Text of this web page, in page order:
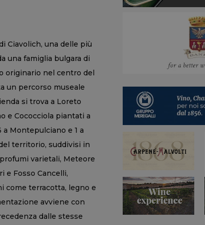
Ciavolich, una delle più
una famiglia bulgara di
originario nel centro del
un percorso museale
si trova a Loreto
e Cococciola piantati a
a Montepulciano e 1 a
territorio, suddivisi in
varietali, Meteore
e Fosso Cancelli,
come terracotta, legno e
avviene con
dalle stesse